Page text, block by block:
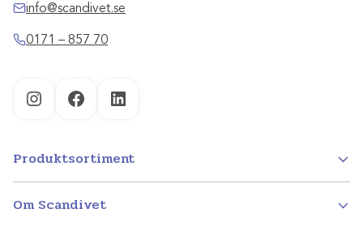
info@scandivet.se
0171 – 857 70
InstagramFacebookLinkedIn
Produktsortiment
Om Scandivet